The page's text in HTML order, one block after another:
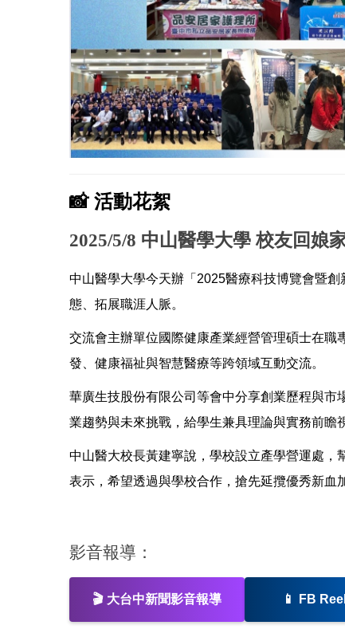
📸 活動花絮
2025/5/8 中山醫學大學 校友回娘
中山醫學大學今天辦「2025醫療科技博覽會暨
態、拓展職涯人脈。
交流會主辦單位國際健康產業經營管理碩士在
發、健康福祉與智慧醫療等跨領域互動交流。
華廣生技股份有限公司等會中分享創業歷程與
業趨勢與未來挑戰，給學生兼具理論與實務前瞻
中山醫大校長黃建寧說，學校設立產學營運處
表示，希望透過與學校合作，搶先延攬優秀新血
影音報導：
🎬 大台中新聞影音報導 📱 FB